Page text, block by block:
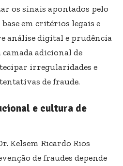
os sinais apontados pelo
em critérios legais e
análise digital e prudência
adicional de
irregularidades e
de fraude.
e cultura de
Kelsem Ricardo Rios
de fraudes depende